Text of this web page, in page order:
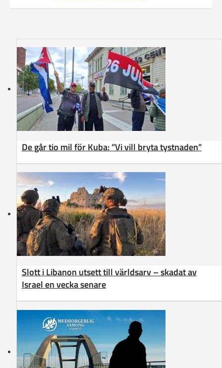
De går tio mil för Kuba: ”Vi vill bryta tystnaden”
Slott i Libanon utsett till världsarv – skadat av
Israel en vecka senare